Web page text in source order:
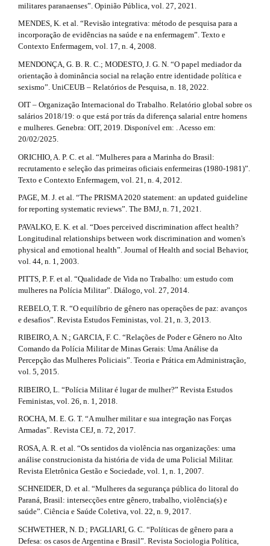
militares paranaenses”. Opinião Pública, vol. 27, 2021.
MENDES, K. et al. “Revisão integrativa: método de pesquisa para a
incorporação de evidências na saúde e na enfermagem”. Texto e
Contexto Enfermagem, vol. 17, n. 4, 2008.
MENDONÇA, G. B. R. C.; MODESTO, J. G. N. “O papel mediador da
orientação à dominância social na relação entre identidade política e
sexismo”. UniCEUB – Relatórios de Pesquisa, n. 18, 2022.
OIT – Organização Internacional do Trabalho. Relatório global sobre os
salários 2018/19: o que está por trás da diferença salarial entre homens
e mulheres. Genebra: OIT, 2019. Disponível em: . Acesso em:
20/02/2025.
ORICHIO, A. P. C. et al. “Mulheres para a Marinha do Brasil:
recrutamento e seleção das primeiras oficiais enfermeiras (1980-1981)”.
Texto e Contexto Enfermagem, vol. 21, n. 4, 2012.
PAGE, M. J. et al. “The PRISMA 2020 statement: an updated guideline
for reporting systematic reviews”. The BMJ, n. 71, 2021.
PAVALKO, E. K. et al. “Does perceived discrimination affect health?
Longitudinal relationships between work discrimination and women's
physical and emotional health”. Journal of Health and social Behavior,
vol. 44, n. 1, 2003.
PITTS, P. F. et al. “Qualidade de Vida no Trabalho: um estudo com
mulheres na Polícia Militar”. Diálogo, vol. 27, 2014.
REBELO, T. R. “O equilíbrio de gênero nas operações de paz: avanços
e desafios”. Revista Estudos Feministas, vol. 21, n. 3, 2013.
RIBEIRO, A. N.; GARCIA, F. C. “Relações de Poder e Gênero no Alto
Comando da Polícia Militar de Minas Gerais: Uma Análise da
Percepção das Mulheres Policiais”. Teoria e Prática em Administração,
vol. 5, 2015.
RIBEIRO, L. “Polícia Militar é lugar de mulher?” Revista Estudos
Feministas, vol. 26, n. 1, 2018.
ROCHA, M. E. G. T. “A mulher militar e sua integração nas Forças
Armadas”. Revista CEJ, n. 72, 2017.
ROSA, A. R. et al. “Os sentidos da violência nas organizações: uma
análise construcionista da história de vida de uma Policial Militar.
Revista Eletrônica Gestão e Sociedade, vol. 1, n. 1, 2007.
SCHNEIDER, D. et al. “Mulheres da segurança pública do litoral do
Paraná, Brasil: intersecções entre gênero, trabalho, violência(s) e
saúde”. Ciência e Saúde Coletiva, vol. 22, n. 9, 2017.
SCHWETHER, N. D.; PAGLIARI, G. C. “Políticas de gênero para a
Defesa: os casos de Argentina e Brasil”. Revista Sociologia Política,